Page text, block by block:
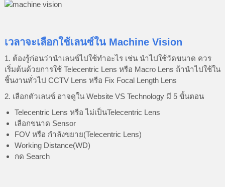
เวลาจะเลือกใช้เลนซ์ใน Machine Vision
1. ต้องรู้ก่อนว่านำเลนซ์ไปใช้ทำอะไร เช่น นำไปใช้วัดขนาด ควร
เริ่มต้นด้วยการใช้ Telecentric Lens หรือ Macro Lens ถ้านำไปใช้ใน
ชิ้นงานทั่วไป CCTV Lens หรือ Fix Focal Length Lens
2. เลือกตัวเลนซ์ อาจดูใน Website VS Technology มี 5 ขั้นตอน
Telecentric Lens หรือ ไม่เป็นTelecentric Lens
เลือกขนาด Sensor
FOV หรือ กำลังขยาย(Telecentric Lens)
Working Distance(WD)
กด Search